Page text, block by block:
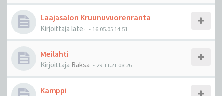
Laajasalon Kruunuvuorenranta
Kirjoittaja late- - 16.05.05 14:51
Meilahti
Kirjoittaja Raksa - 29.11.21 08:26
Kamppi